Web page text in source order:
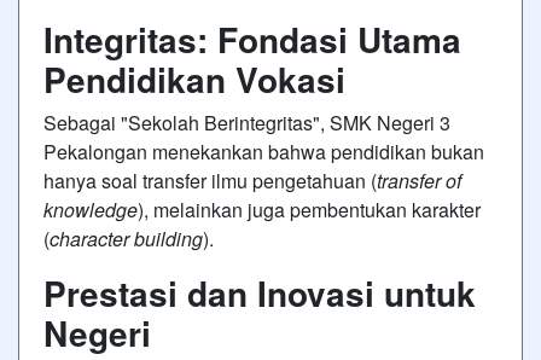
Integritas: Fondasi Utama
Pendidikan Vokasi
Sebagai "Sekolah Berintegritas", SMK Negeri 3
Pekalongan menekankan bahwa pendidikan bukan
hanya soal transfer ilmu pengetahuan (transfer of
knowledge), melainkan juga pembentukan karakter
(character building).
Prestasi dan Inovasi untuk
Negeri